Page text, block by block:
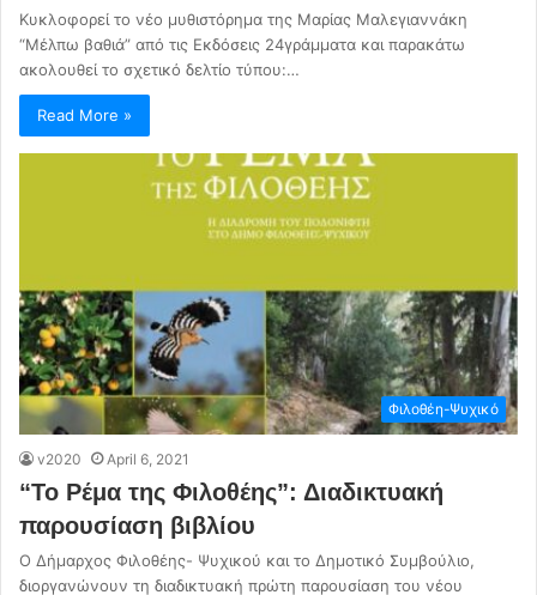
Κυκλοφορεί το νέο μυθιστόρημα της Μαρίας Μαλεγιαννάκη
“Μέλπω βαθιά” από τις Εκδόσεις 24γράμματα και παρακάτω
ακολουθεί το σχετικό δελτίο τύπου:…
Read More »
Φιλοθέη-Ψυχικό
v2020 April 6, 2021
“Το Ρέμα της Φιλοθέης”: Διαδικτυακή
παρουσίαση βιβλίου
Ο Δήμαρχος Φιλοθέης- Ψυχικού και το Δημοτικό Συμβούλιο,
διοργανώνουν τη διαδικτυακή πρώτη παρουσίαση του νέου